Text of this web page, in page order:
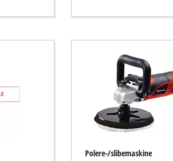
Polere-/slibemaskine